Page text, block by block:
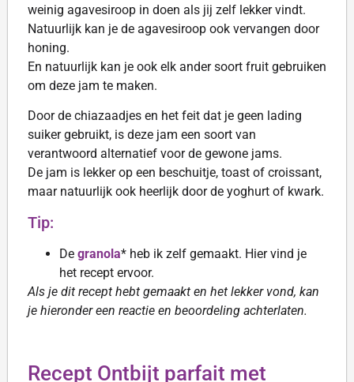
weinig agavesiroop in doen als jij zelf lekker vindt.
Natuurlijk kan je de agavesiroop ook vervangen door
honing.
En natuurlijk kan je ook elk ander soort fruit gebruiken
om deze jam te maken.
Door de chiazaadjes en het feit dat je geen lading
suiker gebruikt, is deze jam een soort van
verantwoord alternatief voor de gewone jams.
De jam is lekker op een beschuitje, toast of croissant,
maar natuurlijk ook heerlijk door de yoghurt of kwark.
Tip:
De granola* heb ik zelf gemaakt. Hier vind je
het recept ervoor.
Als je dit recept hebt gemaakt en het lekker vond, kan
je hieronder een reactie en beoordeling achterlaten.
Recept Ontbijt parfait met